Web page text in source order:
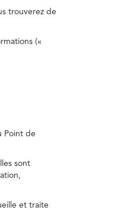
trouverez de
(«
Point de
sont
et traite